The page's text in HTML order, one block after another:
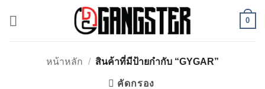
0
หน้าหลัก / สินค้าที่มีป้ายกำกับ “GYGAR”
คัดกรอง